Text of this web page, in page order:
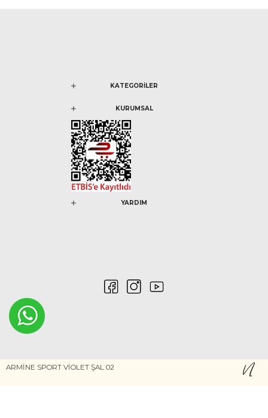
KATEGORİLER
KURUMSAL
YARDIM
ARMİNE SPORT VİOLET ŞAL 02